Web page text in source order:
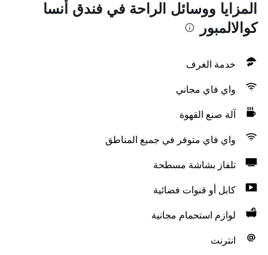
المزايا ووسائل الراحة في فندق أنسا
كوالالمبور
خدمة الغرف
واي فاي مجاني
آلة صنع القهوة
واي فاي متوفر في جميع المناطق
تلفاز بشاشة مسطحة
كابل أو قنوات فضائية
لوازم استحمام مجانية
انترنت